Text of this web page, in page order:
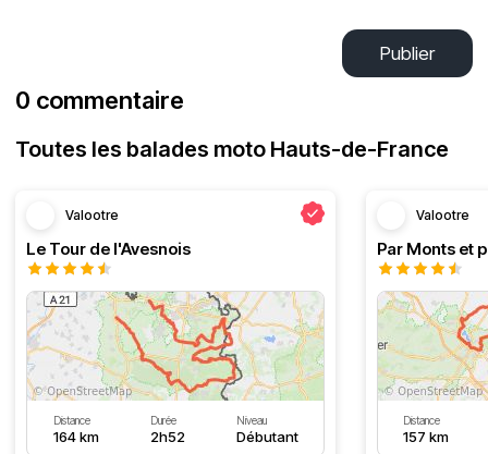
Publier
0 commentaire
Toutes les balades moto Hauts-de-France
Valootre
Le Tour de l'Avesnois
Distance
164 km
Durée
2h52
Niveau
Débutant
Valootre
Par Monts et
Distance
157 km